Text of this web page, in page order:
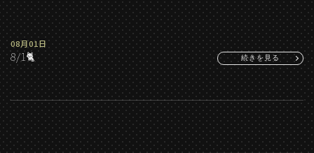
08月01日
8/1🐈 続きを見る